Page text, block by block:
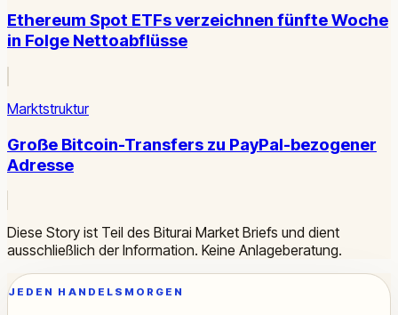
Ethereum Spot ETFs verzeichnen fünfte Woche
in Folge Nettoabflüsse
Marktstruktur
Große Bitcoin-Transfers zu PayPal-bezogener
Adresse
Diese Story ist Teil des Biturai Market Briefs und dient
ausschließlich der Information. Keine Anlageberatung.
JEDEN HANDELSMORGEN